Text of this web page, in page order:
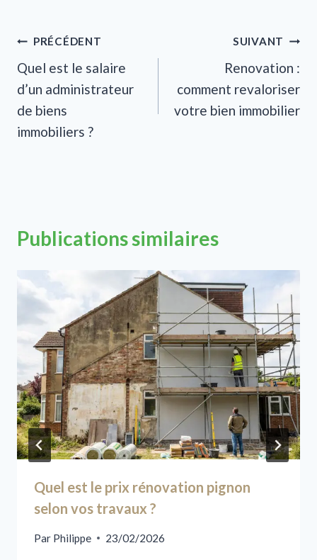
Navigation
de
l’article
PRÉCÉDENT
Quel est le salaire
d’un administrateur
de biens
immobiliers ?
SUIVANT
Renovation :
comment revaloriser
votre bien immobilier
Publications similaires
Quel est le prix rénovation pignon
selon vos travaux ?
Par Philippe 23/02/2026